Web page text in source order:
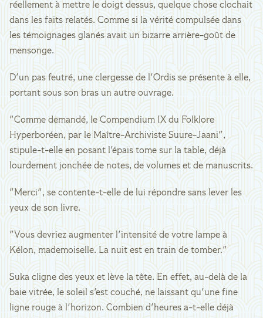
réellement à mettre le doigt dessus, quelque chose clochait
dans les faits relatés. Comme si la vérité compulsée dans
les témoignages glanés avait un bizarre arrière-goût de
mensonge.
D'un pas feutré, une clergesse de l'Ordis se présente à elle,
portant sous son bras un autre ouvrage.
"Comme demandé, le Compendium IX du Folklore
Hyperboréen, par le Maître-Archiviste Suure-Jaani",
stipule-t-elle en posant l'épais tome sur la table, déjà
lourdement jonchée de notes, de volumes et de manuscrits.
"Merci", se contente-t-elle de lui répondre sans lever les
yeux de son livre.
"Vous devriez augmenter l'intensité de votre lampe à
Kélon, mademoiselle. La nuit est en train de tomber."
Suka cligne des yeux et lève la tête. En effet, au-delà de la
baie vitrée, le soleil s'est couché, ne laissant qu'une fine
ligne rouge à l'horizon. Combien d'heures a-t-elle déjà